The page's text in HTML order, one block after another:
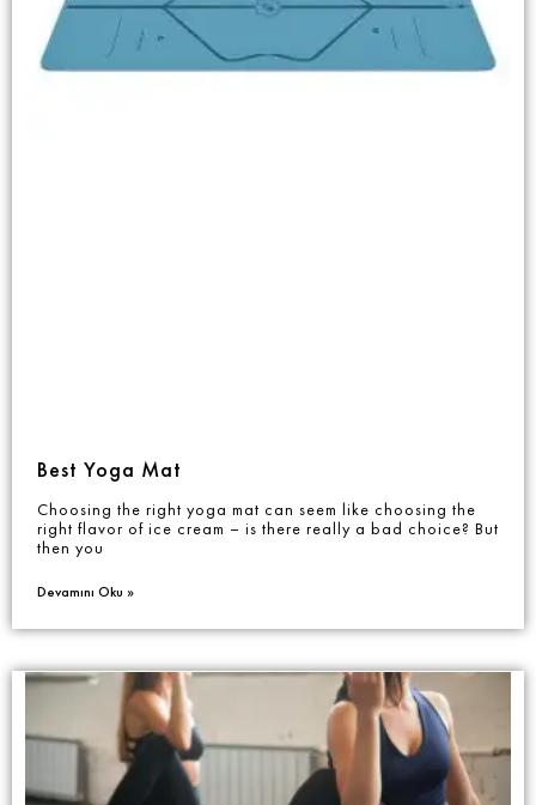
Best Yoga Mat
Choosing the right yoga mat can seem like choosing the
right flavor of ice cream – is there really a bad choice? But
then you
Devamını Oku »